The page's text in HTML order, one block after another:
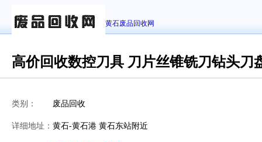
黄石废品回收网
高价回收数控刀具 刀片丝锥铣刀钻头刀
类别： 废品回收
详细地址： 黄石-黄石港 黄石东站附近